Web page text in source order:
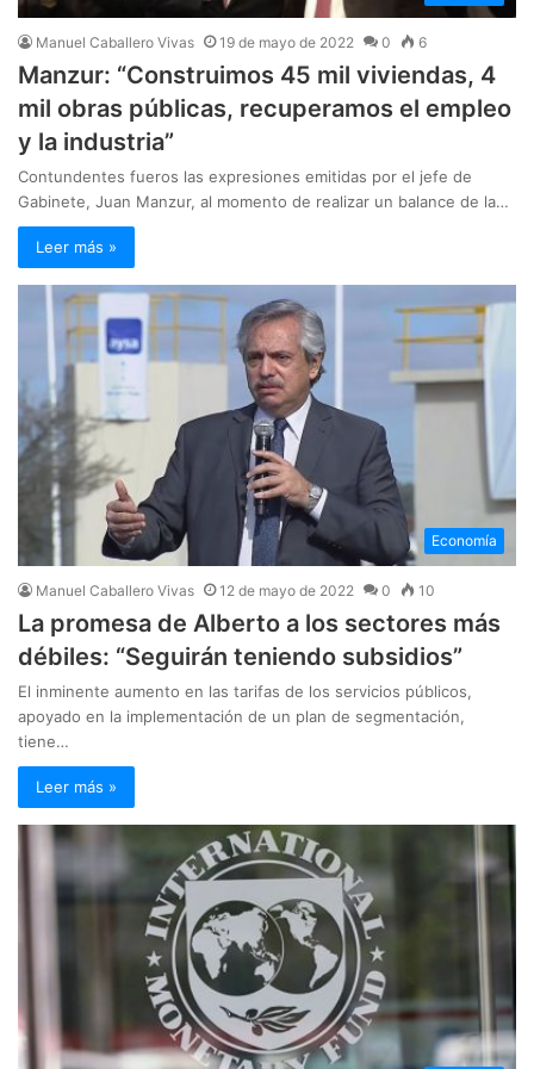
Manuel Caballero Vivas 19 de mayo de 2022 0 6
Manzur: “Construimos 45 mil viviendas, 4
mil obras públicas, recuperamos el empleo
y la industria”
Contundentes fueros las expresiones emitidas por el jefe de
Gabinete, Juan Manzur, al momento de realizar un balance de la…
Leer más »
Economía
Manuel Caballero Vivas 12 de mayo de 2022 0 10
La promesa de Alberto a los sectores más
débiles: “Seguirán teniendo subsidios”
El inminente aumento en las tarifas de los servicios públicos,
apoyado en la implementación de un plan de segmentación,
tiene…
Leer más »